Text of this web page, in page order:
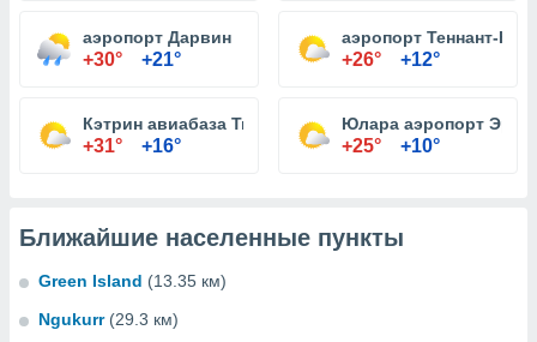
аэропорт Дарвин
+30° +21°
аэропорт Теннант-
+26° +12°
Кэтрин авиабаза Тиндал
+31° +16°
Юлара аэропорт Эрс-
+25° +10°
Ближайшие населенные пункты
Green Island (13.35 км)
Ngukurr (29.3 км)